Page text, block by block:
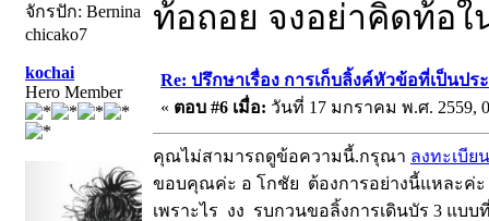
จักรปัก: Bernina
chicako7
ท้อถอย จงอย่าคิดท้อใ
kochai
Hero Member
Re: ปรึกษาเรื่อง การเก็บลิ้งค์หัวข้อที่เป็นป
« ตอบ #6 เมื่อ: วันที่ 17 มกราคม พ.ศ. 2559,
คุณไม่สามารถดูข้อความนี้.กรุณา ลงทะเบียน
ขอบคุณค่ะ อ โกชัย ต้องการอย่างนี้แหละค่ะ
เพราะไร งง รบกวนขอลิ้งการเดินบัร 3 แบ